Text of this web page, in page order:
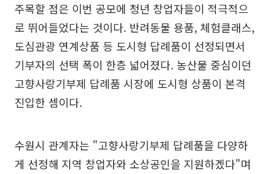
주목할 점은 이번 공모에 청년 창업자들이 적극적으
로 뛰어들었다는 것이다. 반려동물 용품, 체험클래스,
도심관광 연계상품 등 도시형 답례품이 선정되면서
기부자의 선택 폭이 한층 넓어졌다. 농산물 중심이던
고향사랑기부제 답례품 시장에 도시형 상품이 본격
진입한 셈이다.
수원시 관계자는 "고향사랑기부제 답례품을 다양하
게 선정해 지역 창업자와 소상공인을 지원하겠다"며